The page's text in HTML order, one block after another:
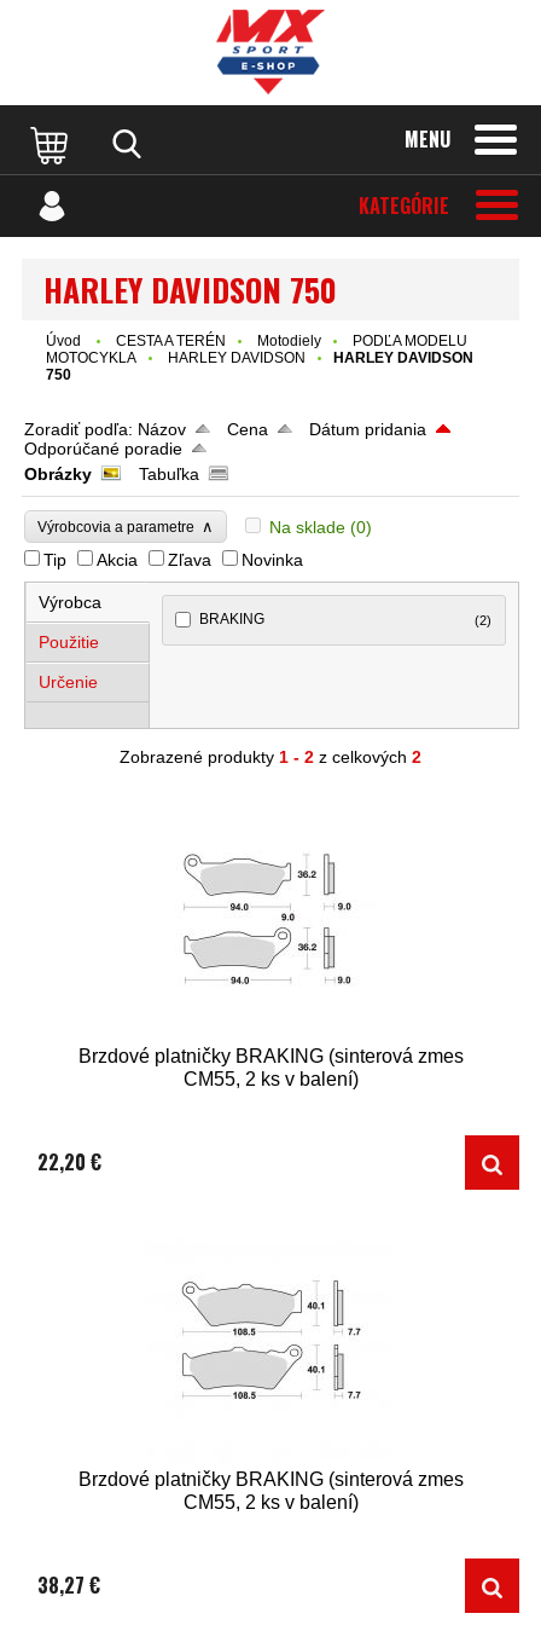
MENU
KATEGÓRIE
HARLEY DAVIDSON 750
Úvod CESTA A TERÉN Motodiely
PODĽA MODELU
MOTOCYKLA
HARLEY DAVIDSON
HARLEY DAVIDSON
750
Zoradiť podľa: Názov Cena
Dátum pridania
Odporúčané poradie
Obrázky
Tabuľka
Výrobcovia a parametre ∧ Na sklade (0)
Tip
Akcia Zľava Novinka
Výrobca
Použitie
Určenie
BRAKING (2)
Zobrazené produkty 1 - 2 z celkových 2
Brzdové platničky BRAKING (sinterová zmes
CM55, 2 ks v balení)
22,20 €
Brzdové platničky BRAKING (sinterová zmes
CM55, 2 ks v balení)
38,27 €